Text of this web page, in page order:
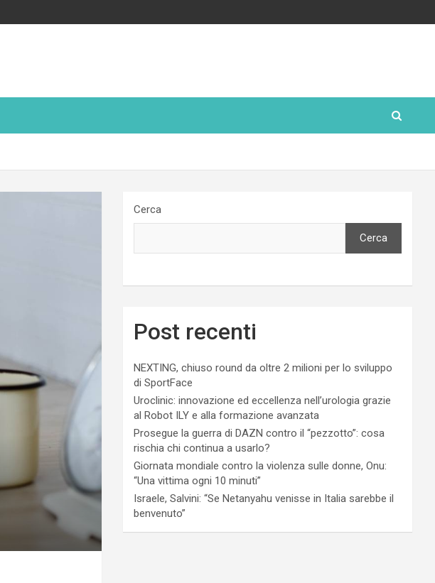
Cerca
Cerca
Post recenti
NEXTING, chiuso round da oltre 2 milioni per lo sviluppo
di SportFace
Uroclinic: innovazione ed eccellenza nell’urologia grazie
al Robot ILY e alla formazione avanzata
Prosegue la guerra di DAZN contro il “pezzotto”: cosa
rischia chi continua a usarlo?
Giornata mondiale contro la violenza sulle donne, Onu:
“Una vittima ogni 10 minuti”
Israele, Salvini: “Se Netanyahu venisse in Italia sarebbe il
benvenuto”